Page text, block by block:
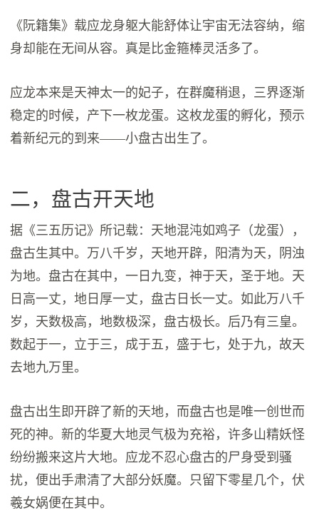
《阮籍集》载应龙身躯大能舒体让宇宙无法容纳，缩
身却能在无间从容。真是比金箍棒灵活多了。
应龙本来是天神太一的妃子，在群魔稍退，三界逐渐
稳定的时候，产下一枚龙蛋。这枚龙蛋的孵化，预示
着新纪元的到来——小盘古出生了。
二，盘古开天地
据《三五历记》所记载：天地混沌如鸡子（龙蛋），
盘古生其中。万八千岁，天地开辟，阳清为天，阴浊
为地。盘古在其中，一日九变，神于天，圣于地。天
日高一丈，地日厚一丈，盘古日长一丈。如此万八千
岁，天数极高，地数极深，盘古极长。后乃有三皇。
数起于一，立于三，成于五，盛于七，处于九，故天
去地九万里。
盘古出生即开辟了新的天地，而盘古也是唯一创世而
死的神。新的华夏大地灵气极为充裕，许多山精妖怪
纷纷搬来这片大地。应龙不忍心盘古的尸身受到骚
扰，便出手肃清了大部分妖魔。只留下零星几个，伏
羲女娲便在其中。